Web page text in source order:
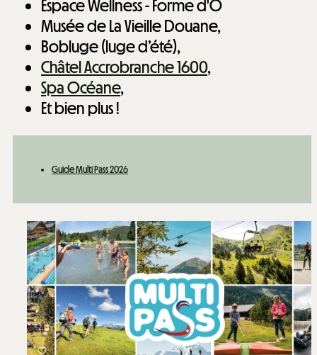
Espace Wellness - Forme d'O
Musée de La Vieille Douane,
Bobluge (luge d’été),
Châtel Accrobranche 1600,
Spa Océane,
Et bien plus !
Guide Multi Pass 2026